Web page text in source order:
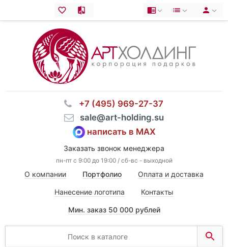
⠀+7 (495) 969-27-37
⠀sale@art-holding.su
написать в MAX
Заказать звонок менеджера
пн-пт с 9:00 до 19:00 / сб-вс - выходной
О компании Портфолио Оплата и доставка
Нанесение логотипа Контакты
Мин. заказ 50 000 рублей